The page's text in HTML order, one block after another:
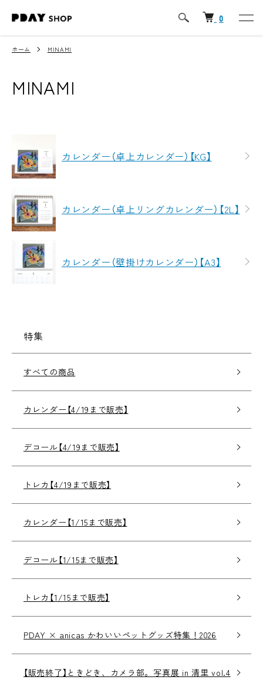
0
ホーム MINAMI
MINAMI
カレンダー（卓上カレンダー）【KG】
カレンダー（卓上リングカレンダー）【2L】
カレンダー（壁掛けカレンダー）【A3】
特集
すべての商品
カレンダー【4/19まで販売】
デコール【4/19まで販売】
トレカ【4/19まで販売】
カレンダー【1/15まで販売】
デコール【1/15まで販売】
トレカ【1/15まで販売】
PDAY × anicas かわいいペットグッズ特集！2026
【販売終了】ときどき、カメラ部。写真展 in 清里 vol.4